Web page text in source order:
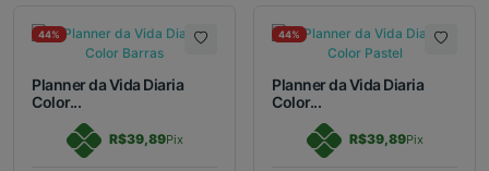
44%
Planner da Vida Diaria
Color...
R$39,89Pix
44%
Planner da Vida Diaria
Color...
R$39,89Pix